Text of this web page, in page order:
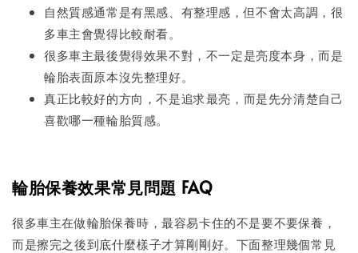
自然質感通常是有黑感、有整理感，但不會太高調，很
多車主會覺得比較耐看。
很多車主最後覺得效果不對，不一定是亮度本身，而是
輪胎表面原本沒先整理好。
真正比較好的方向，不是追求最亮，而是先分清楚自己
喜歡哪一種輪胎質感。
輪胎保養效果常見問題 FAQ
很多車主在做輪胎保養時，最容易卡住的不是要不要保養，
而是擦完之後到底什麼樣子才算剛剛好。下面整理幾個常見